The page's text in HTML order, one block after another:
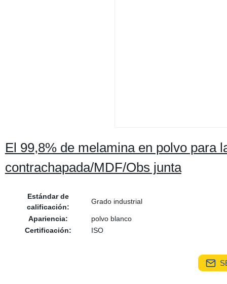
El 99,8% de melamina en polvo para
contrachapada/MDF/Obs junta
Estándar de
calificación:
Grado industrial
Apariencia:
polvo blanco
Certificación:
ISO